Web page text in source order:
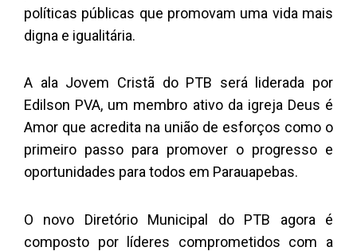
políticas públicas que promovam uma vida mais
digna e igualitária.
A ala Jovem Cristã do PTB será liderada por
Edilson PVA, um membro ativo da igreja Deus é
Amor que acredita na união de esforços como o
primeiro passo para promover o progresso e
oportunidades para todos em Parauapebas.
O novo Diretório Municipal do PTB agora é
composto por líderes comprometidos com a